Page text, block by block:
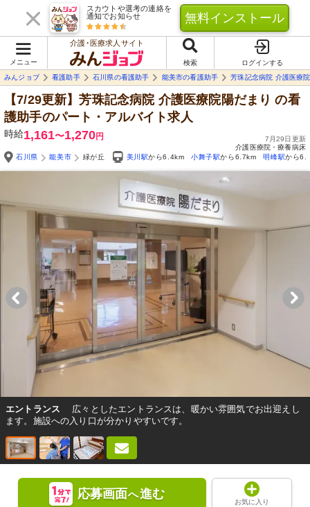
スカウトや選考の連絡を
通知でお知らせ
無料インストール
メニュー
介護･医療求人サイト
検索
ログインする
みんジョブ
看護助手 石川県の看護助手 能美市の看護助手 芳珠記念病院 介護医療
【7/29更新】芳珠記念病院 介護医療院陽だまり の看
護助手のパート・アルバイト求人
時給1,161〜1,270円
7月29日更新
介護医療院・療養病床
石川県
能美市 緑が丘 美川駅から6.4km 小舞子駅から6.7km 明峰駅から
エントランス
広々としたエントランスは、暖かい雰囲気でお出迎えし
ます。施設への入り口が分かりやすいです。
応募画面へ進む
お気に入り